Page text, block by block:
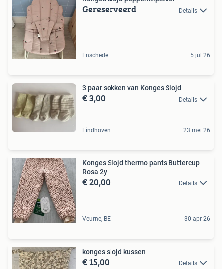
Gereserveerd Details
Enschede 5 jul 26
3 paar sokken van Konges Slojd
€ 3,00 Details
Eindhoven 23 mei 26
Konges Slojd thermo pants Buttercup
Rosa 2y
€ 20,00 Details
Veurne, BE 30 apr 26
konges slojd kussen
€ 15,00 Details